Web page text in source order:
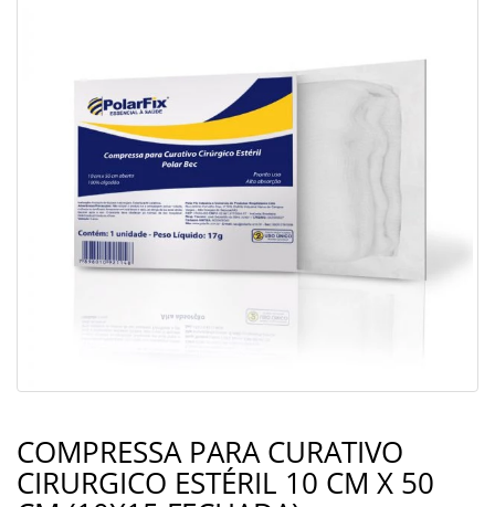
COMPRESSA PARA CURATIVO
CIRURGICO ESTÉRIL 10 CM X 50